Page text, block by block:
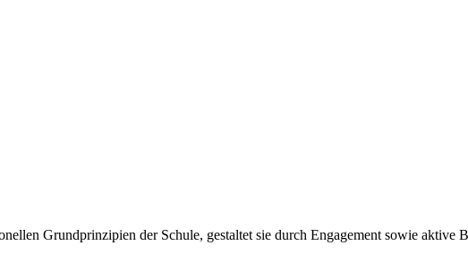
Grundprinzipien der Schule, gestaltet sie durch Engagement sowie aktive